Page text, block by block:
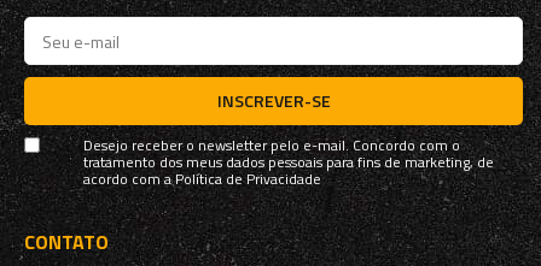
INSCREVER-SE
Desejo receber o newsletter pelo e-mail. Concordo com o
tratamento dos meus dados pessoais para fins de marketing, de
acordo com aPolítica de Privacidade
CONTATO